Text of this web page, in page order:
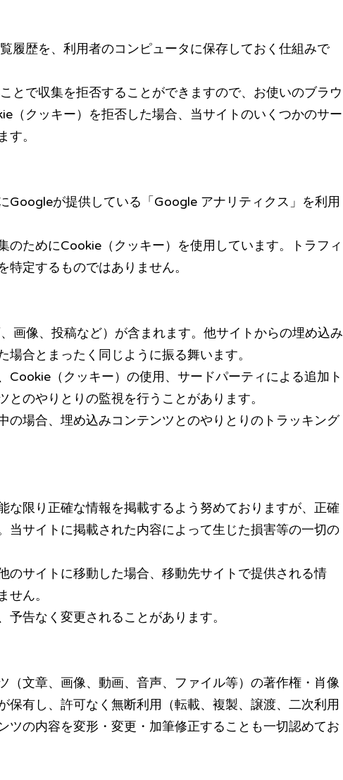
履歴を、利用者のコンピュータに保存しておく仕組みで
とで収集を拒否することができますので、お使いのブラウ
（クッキー）を拒否した場合、当サイトのいくつかのサー
す。
Googleが提供している「Google アナリティクス」を利用
のためにCookie（クッキー）を使用しています。トラフィ
定するものではありません。
画像、投稿など）が含まれます。他サイトからの埋め込み
合とまったく同じように振る舞います。
Cookie（クッキー）の使用、サードパーティによる追加ト
のやりとりの監視を行うことがあります。
の場合、埋め込みコンテンツとのやりとりのトラッキング
な限り正確な情報を掲載するよう努めておりますが、正確
当サイトに掲載された内容によって生じた損害等の一切の
のサイトに移動した場合、移動先サイトで提供される情
ん。
告なく変更されることがあります。
（文章、画像、動画、音声、ファイル等）の著作権・肖像
保有し、許可なく無断利用（転載、複製、譲渡、二次利用
ツの内容を変形・変更・加筆修正することも一切認めてお